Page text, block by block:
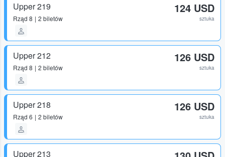
Upper 219
Rząd 8 2 biletów
124 USD
sztuka
Upper 212
Rząd 8 2 biletów
126 USD
sztuka
Upper 218
Rząd 6 2 biletów
126 USD
sztuka
Upper 213